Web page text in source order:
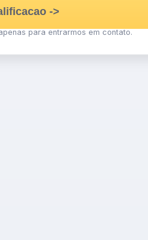
->
para entrarmos em contato.